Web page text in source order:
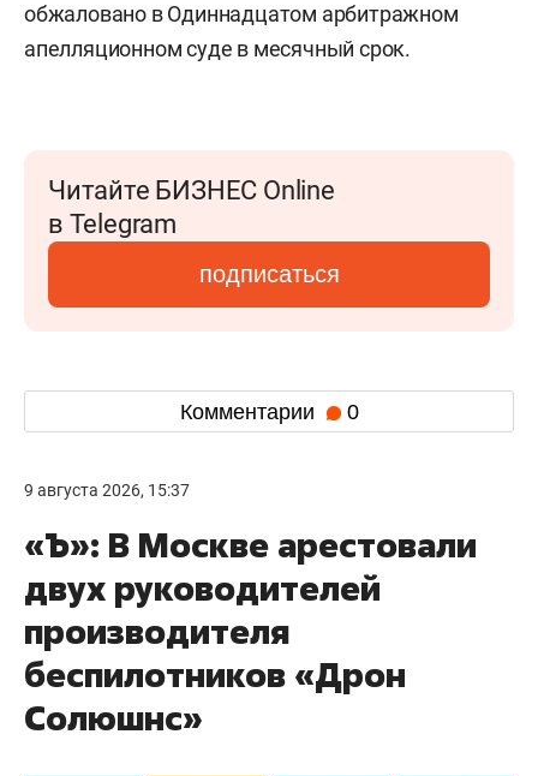
обжаловано в Одиннадцатом арбитражном
апелляционном суде в месячный срок.
Читайте БИЗНЕС Online
в Telegram
подписаться
Комментарии 0
9 августа 2026, 15:37
«Ъ»: В Москве арестовали
двух руководителей
производителя
беспилотников «Дрон
Солюшнс»